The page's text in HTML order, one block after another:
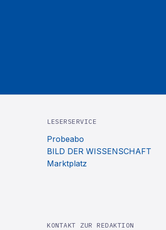
LESERSERVICE
Probeabo
BILD DER WISSENSCHAFT
Marktplatz
KONTAKT ZUR REDAKTION